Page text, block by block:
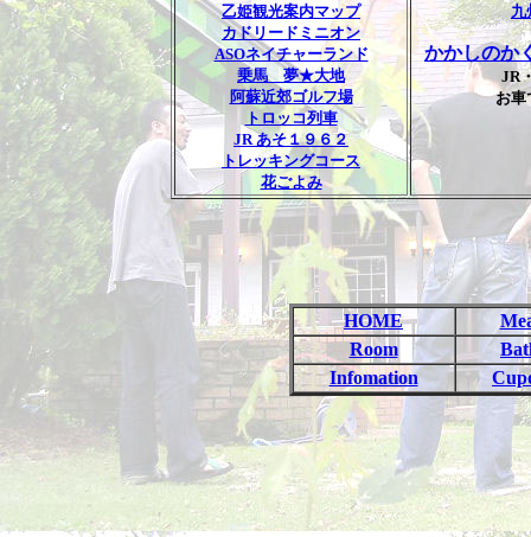
乙姫観光案内マップ
カドリードミニオン
ASOネイチャーランド
乗馬 夢★大地
阿蘇近郊ゴルフ場
トロッコ列車
JR あそ１９６２
トレッキングコース
花ごよみ
九
かかしのか
JR
お車
HOME
Room
Infomation